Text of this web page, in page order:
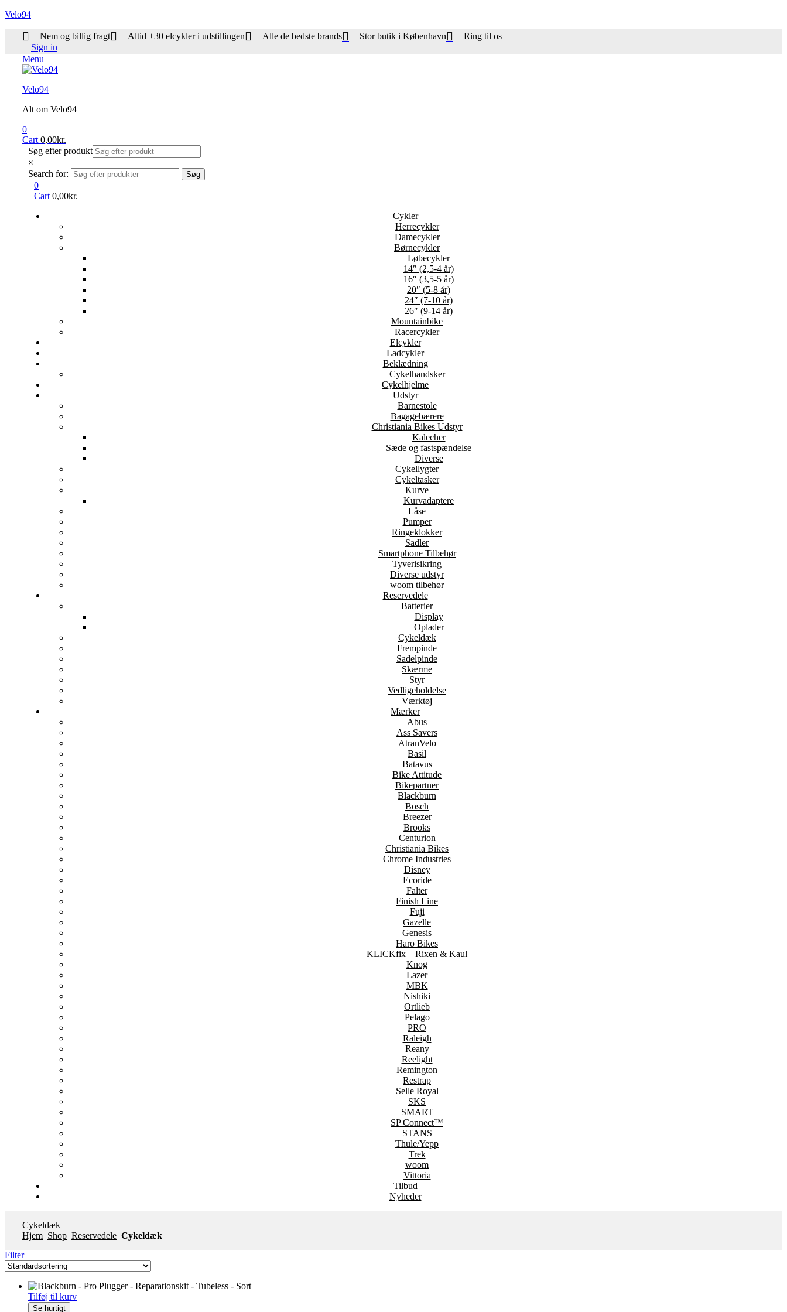
Velo94
Nem og billig fragt Altid +30 elcykler i udstillingen Alle de bedste brands Stor butik i København
Ring til os
Sign in
Menu
Velo94
Alt om Velo94
0
Cart 0,00kr.
Søg efter produkt
×
Search for:
Søg
0
Cart 0,00kr.
Cykler
Herrecykler
Damecykler
Børnecykler
Løbecykler
14″ (2,5-4 år)
16″ (3,5-5 år)
20″ (5-8 år)
24″ (7-10 år)
26″ (9-14 år)
Mountainbike
Racercykler
Elcykler
Ladcykler
Beklædning
Cykelhandsker
Cykelhjelme
Udstyr
Barnestole
Bagagebærere
Christiania Bikes Udstyr
Kalecher
Sæde og fastspændelse
Diverse
Cykellygter
Cykeltasker
Kurve
Kurvadaptere
Låse
Pumper
Ringeklokker
Sadler
Smartphone Tilbehør
Tyverisikring
Diverse udstyr
woom tilbehør
Reservedele
Batterier
Display
Oplader
Cykeldæk
Frempinde
Sadelpinde
Skærme
Styr
Vedligeholdelse
Værktøj
Mærker
Abus
Ass Savers
AtranVelo
Basil
Batavus
Bike Attitude
Bikepartner
Blackburn
Bosch
Breezer
Brooks
Centurion
Christiania Bikes
Chrome Industries
Disney
Ecoride
Falter
Finish Line
Fuji
Gazelle
Genesis
Haro Bikes
KLICKfix – Rixen & Kaul
Knog
Lazer
MBK
Nishiki
Ortlieb
Pelago
PRO
Raleigh
Reany
Reelight
Remington
Restrap
Selle Royal
SKS
SMART
SP Connect™
STANS
Thule/Yepp
Trek
woom
Vittoria
Tilbud
Nyheder
Cykeldæk
Hjem Shop Reservedele Cykeldæk
Filter
Tilføj til kurv
Se hurtigt